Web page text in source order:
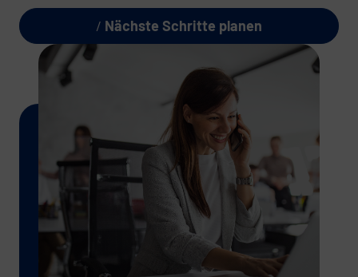
Nächste Schritte planen